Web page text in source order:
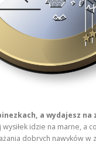
a wydajesz na
idzie na marne, a
dobrych nawyków w